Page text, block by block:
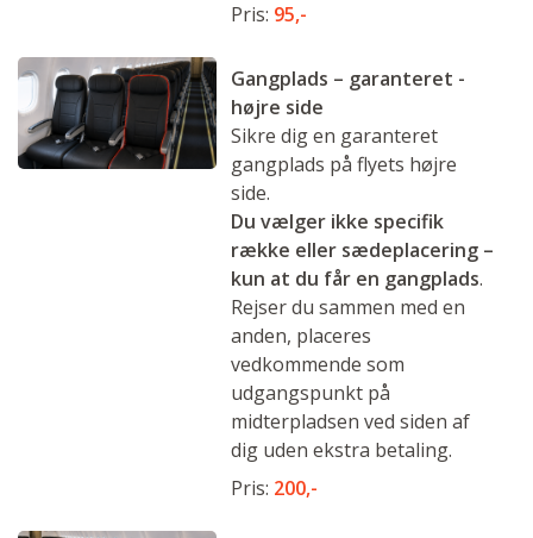
Pris: 95,-
Gangplads – garanteret -
højre side
Sikre dig en garanteret
gangplads på flyets højre
side.
Du vælger ikke specifik
række eller sædeplacering –
kun at du får en gangplads.
Rejser du sammen med en
anden, placeres
vedkommende som
udgangspunkt på
midterpladsen ved siden af
dig uden ekstra betaling.
Pris: 200,-